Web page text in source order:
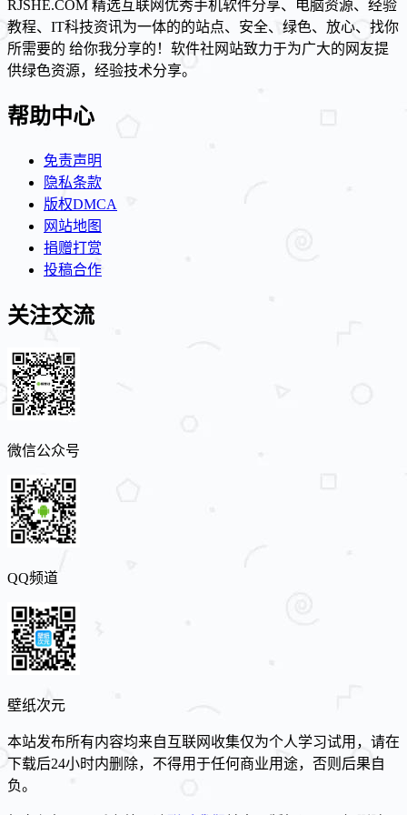
RJSHE.COM 精选互联网优秀手机软件分享、电脑资源、经验
教程、IT科技资讯为一体的的站点、安全、绿色、放心、找你
所需要的 给你我分享的！软件社网站致力于为广大的网友提
供绿色资源，经验技术分享。
帮助中心
免责声明
隐私条款
版权DMCA
网站地图
捐赠打赏
投稿合作
关注交流
微信公众号
QQ频道
壁纸次元
本站发布所有内容均来自互联网收集仅为个人学习试用，请在
下载后24小时内删除，不得用于任何商业用途，否则后果自
负。